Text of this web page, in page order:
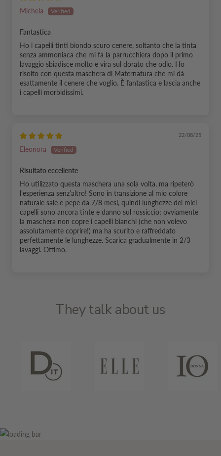
Michela
Fantastica
Ho i capelli tinti biondo scuro cenere, soltanto che la tinta
senza ammoniaca che mi fa la parrucchiera dopo il primo
lavaggio sbiadisce molto e vira sul dorato che odio. Ho
risolto con questa maschera di Maternatura che mi dà
esattamente il cenere che voglio. È fantastica e lascia anche
i capelli morbidissimi.
22/08/25
Eleonora
Risultato eccellente
Ho utilizzato questa maschera una sola volta, ma ripeterò
l’esperienza senz’altro! Sono in transizione al mio colore
naturale sale e pepe da 7/8 mesi, quindi lunghezze dei miei
capelli sono ancora tinte e danno sul rossiccio; ovviamente
la maschera non copre i capelli bianchi (che non volevo
assolutamente coprire!) ma ha scurito e raffreddato
perfettamente le lunghezze. Scarica gradualmente in 2/3
lavaggi. Ottimo.
They talk about us